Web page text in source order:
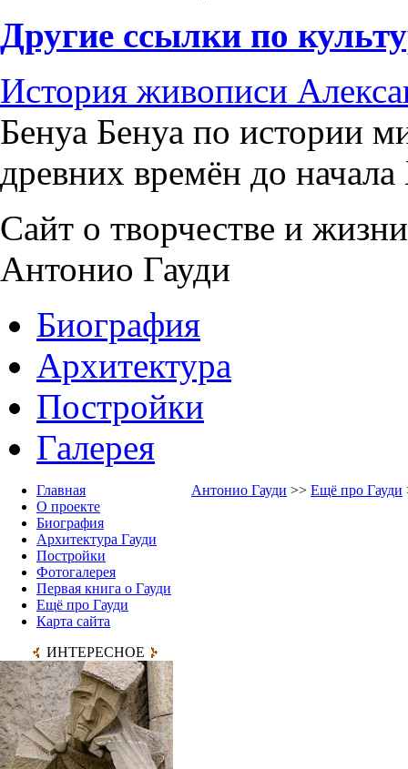
Другие ссылки по
История живописи
Бенуа Бенуа по истории
древних времён до
Сайт о творчестве и
Антонио Гауди
Биография
Архитектура
Постройки
Галерея
Главная
О проекте
Биография
Архитектура Гауди
Постройки
Фотогалерея
Первая книга о Гауди
Ещё про Гауди
Карта сайта
ИНТЕРЕСНОЕ
Антонио Гауди >> Ещё про Гауди